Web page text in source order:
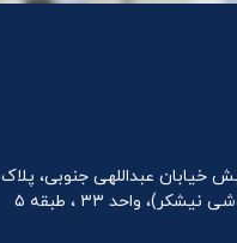
نبش خیابان عبداللهی جنوبی، پلاک